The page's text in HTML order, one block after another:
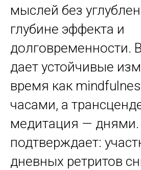
мыслей без
глубине эффекта и
долговременности.
дает устойчивые
время как
часами, а
медитация — днями.
подтверждает:
дневных ретритов